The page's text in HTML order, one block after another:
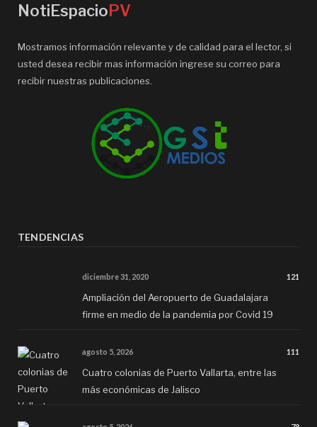
NotiEspacioPV
Mostramos información relevante y de calidad para el lector, si
usted desea recibir mas información ingrese su correo para
recibir nuestras publicaciones.
TENDENCIAS
diciembre 31, 2020 121
Ampliación del Aeropuerto de Guadalajara
firme en medio de la pandemia por Covid 19
agosto 5, 2026 111
Cuatro colonias de Puerto Vallarta, entre las
más económicas de Jalisco